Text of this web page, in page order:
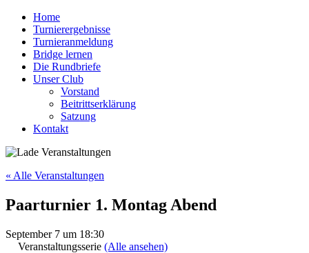
Home
Turnierergebnisse
Turnieranmeldung
Bridge lernen
Die Rundbriefe
Unser Club
Vorstand
Beitrittserklärung
Satzung
Kontakt
« Alle Veranstaltungen
Paarturnier 1. Montag Abend
September 7 um 18:30
Veranstaltungsserie (Alle ansehen)